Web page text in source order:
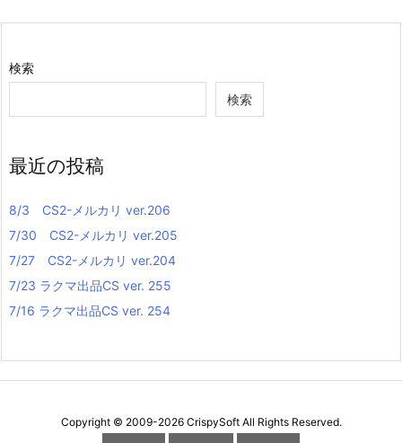
検索
検索
最近の投稿
8/3 CS2-メルカリ ver.206
7/30 CS2-メルカリ ver.205
7/27 CS2-メルカリ ver.204
7/23 ラクマ出品CS ver. 255
7/16 ラクマ出品CS ver. 254
Copyright © 2009-2026 CrispySoftAll Rights Reserved.